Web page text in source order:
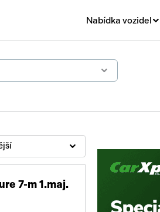
Nabídka vozidel
Motorky
7-m 1.maj.